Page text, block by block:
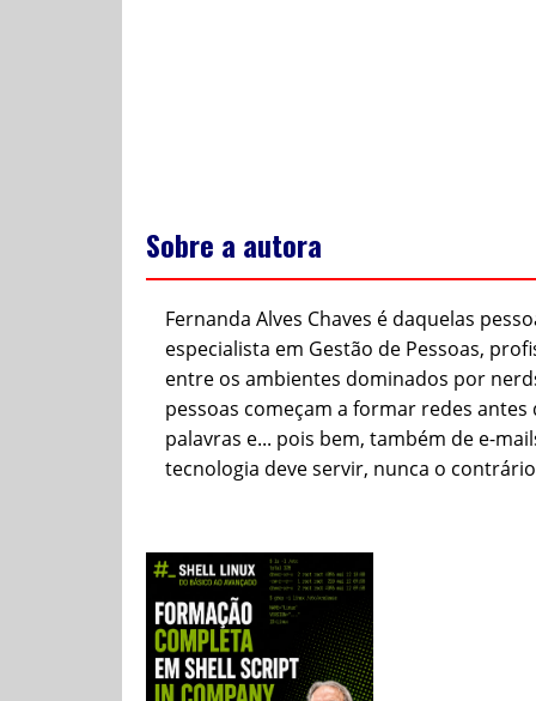
Sobre a autora
Fernanda Alves Chaves é daquelas
especialista em Gestão de Pessoas,
entre os ambientes dominados por
pessoas começam a formar redes
palavras e... pois bem, também de e-
tecnologia deve servir, nunca o